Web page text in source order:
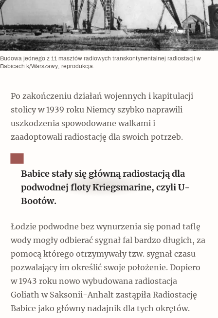
Budowa jednego z 11 masztów radiowych transkontynentalnej radiostacji w
Babicach k/Warszawy; reprodukcja.
Po zakończeniu działań wojennych i kapitulacji
stolicy w 1939 roku Niemcy szybko naprawili
uszkodzenia spowodowane walkami i
zaadoptowali radiostację dla swoich potrzeb.
Babice stały się główną radiostacją dla
podwodnej floty Kriegsmarine, czyli U-
Bootów.
Łodzie podwodne bez wynurzenia się ponad taflę
wody mogły odbierać sygnał fal bardzo długich, za
pomocą którego otrzymywały tzw. sygnał czasu
pozwalający im określić swoje położenie. Dopiero
w 1943 roku nowo wybudowana radiostacja
Goliath w Saksonii-Anhalt zastąpiła Radiostację
Babice jako główny nadajnik dla tych okrętów.